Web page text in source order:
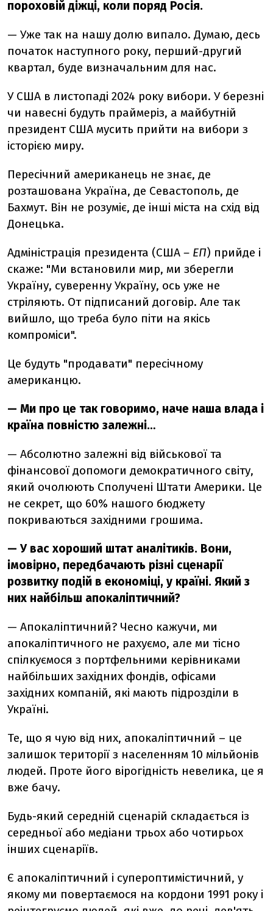
пороховій діжці, коли поряд Росія.
— Уже так на нашу долю випало. Думаю, десь
початок наступного року, перший-другий
квартал, буде визначальним для нас.
У США в листопаді 2024 року вибори. У березні
чи навесні будуть праймеріз, а майбутній
президент США мусить прийти на вибори з
історією миру.
Пересічний американець не знає, де
розташована Україна, де Севастополь, де
Бахмут. Він не розуміє, де інші міста на схід від
Донецька.
Адміністрація президента (США – ЕП) прийде і
скаже: "Ми встановили мир, ми зберегли
Україну, суверенну Україну, ось уже не
стріляють. От підписаний договір. Але так
вийшло, що треба було піти на якісь
компроміси".
Це будуть "продавати" пересічному
американцю.
— Ми про це так говоримо, наче наша влада і
країна повністю залежні…
— Абсолютно залежні від військової та
фінансової допомоги демократичного світу,
який очолюють Сполучені Штати Америки. Це
не секрет, що 60% нашого бюджету
покриваються західними грошима.
— У вас хороший штат аналітиків. Вони,
імовірно, передбачають різні сценарії
розвитку подій в економіці, у країні. Який з
них найбільш апокаліптичний?
— Апокаліптичний? Чесно кажучи, ми
апокаліптичного не рахуємо, але ми тісно
спілкуємося з портфельними керівниками
найбільших західних фондів, офісами
західних компаній, які мають підрозділи в
Україні.
Те, що я чую від них, апокаліптичний – це
залишок території з населенням 10 мільйонів
людей. Проте його вірогідність невелика, це я
вже бачу.
Будь-який середній сценарій складається із
середньої або медіани трьох або чотирьох
інших сценаріїв.
Є апокаліптичний і супероптимістичний, у
якому ми повертаємося на кордони 1991 року і